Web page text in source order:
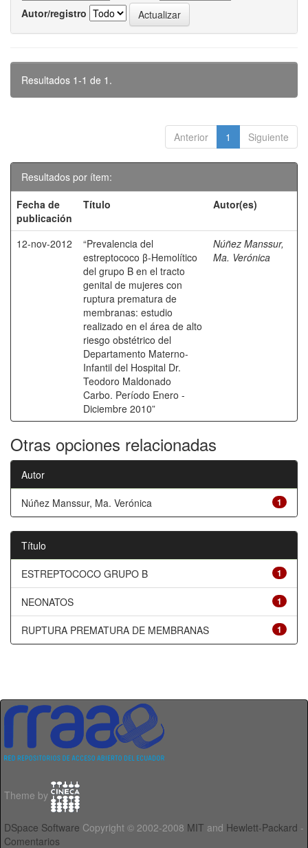
Autor/registro
Resultados 1-1 de 1.
Anterior 1 Siguiente
Resultados por ítem:
Fecha de
publicación
Título Autor(es)
12-nov-2012
“Prevalencia del
estreptococo β-Hemolítico
del grupo B en el tracto
genital de mujeres con
ruptura prematura de
membranas: estudio
realizado en el área de alto
riesgo obstétrico del
Departamento Materno-
Infantil del Hospital Dr.
Teodoro Maldonado
Carbo. Período Enero -
Diciembre 2010”
Núñez Manssur,
Ma. Verónica
Otras opciones relacionadas
Autor
1
Núñez Manssur, Ma. Verónica
Título
1
ESTREPTOCOCO GRUPO B
1
NEONATOS
1
RUPTURA PREMATURA DE MEMBRANAS
Theme by
DSpace Software Copyright © 2002-2008 MIT and Hewlett-Packard -
Comentarios